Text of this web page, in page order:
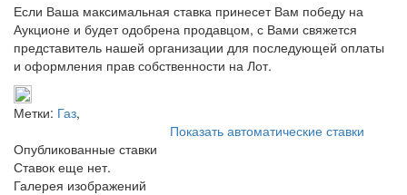
Если Ваша максимальная ставка принесет Вам победу на
Аукционе и будет одобрена продавцом, с Вами свяжется
представитель нашей организации для последующей оплаты
и оформления прав собственности на Лот.
Метки: Газ,
Показать автоматические ставки
Опубликованные ставки
Ставок еще нет.
Галерея изображений